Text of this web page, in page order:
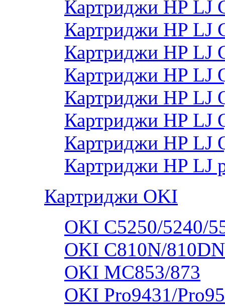
Картриджи HP LJ
Картриджи HP LJ
Картриджи HP LJ
Картриджи HP LJ
Картриджи HP LJ
Картриджи HP LJ
Картриджи HP LJ
Картриджи HP LJ
Картриджи OKI
OKI C5250/5240/
OKI C810N/
OKI MC853/873
OKI Pro9431/